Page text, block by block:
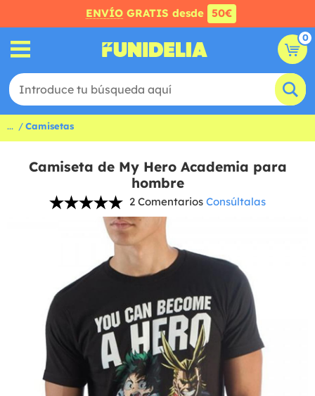
ENVÍO GRATIS desde 50€
0
... Camisetas
Camiseta de My Hero Academia para
hombre
2 Comentarios Consúltalas